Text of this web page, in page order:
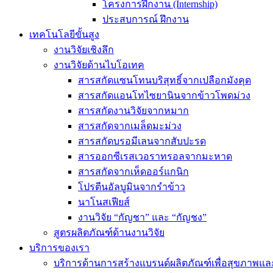
โครงการฝึกงาน (Internship)
ประสบการณ์ ฝึกงาน
เทคโนโลยีขั้นสูง
งานวิจัยเชิงลึก
งานวิจัยด้านไบโอเทค
สารสกัดแซนโทนบริสุทธิ์จากเปลือกมังคุด
สารสกัดแอนโทไซยานินจากข้าวโพดม่วง
สารสกัดงานวิจัยจากหมาก
สารสกัดจากเมล็ดมะม่วง
สารสกัดบรอมีเลนจากสับปะรด
สารออกซีเรสเวอราทรอลจากมะหาด
สารสกัดจากเห็ดออร์แกนิก
โปรตีนอัลบูมินจากรำข้าว
นาโนสเฟียส์
งานวิจัย “กัญชา” และ “กัญชง”
สูตรผลิตภัณฑ์ด้านงานวิจัย
บริการของเรา
บริการด้านการสร้างแบรนด์ผลิตภัณฑ์เพื่อสุขภาพแล